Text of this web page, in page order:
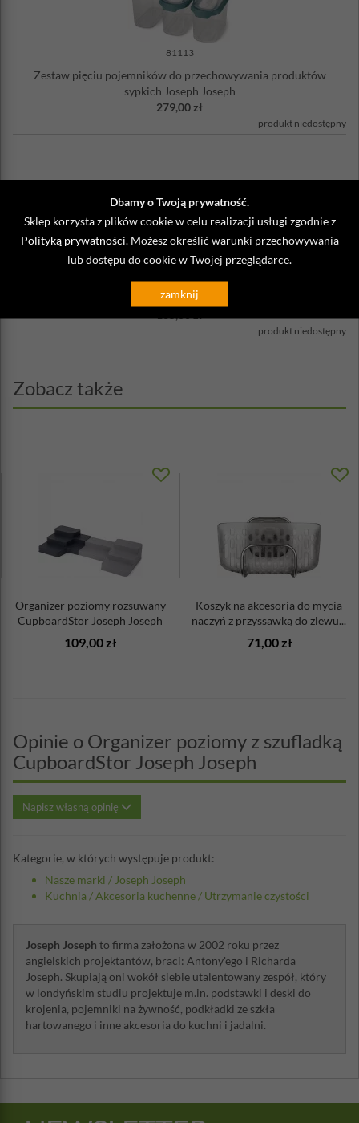
Dbamy o Twoją prywatność.
Sklep korzysta z plików cookie w celu realizacji usługi zgodnie z
Polityką prywatności. Możesz określić warunki przechowywania
lub dostępu do cookie w Twojej przeglądarce.
zamknij
81113
Zestaw pięciu pojemników do przechowywania produktów
sypkich Joseph Joseph
279,00 zł
produkt niedostępny
81111
Zestaw trzech pojemników do przechowywania produktów
sypkich Joseph Joseph
produkt niedostępny
Zobacz także
Organizer poziomy rozsuwany
CupboardStor Joseph Joseph
109,00 zł
Koszyk na akcesoria do mycia
naczyń z przyssawką do zlewu...
71,00 zł
Opinie o Organizer poziomy z szufladką
CupboardStor Joseph Joseph
Napisz własną opinię
Kategorie, w których występuje produkt:
Nasze marki / Joseph Joseph
Kuchnia /Akcesoria kuchenne / Utrzymanie czystości
Joseph Joseph to firma założona w 2002 roku przez
angielskich projektantów, braci: Antony'ego i Richarda
Joseph. Skupiają oni wokół siebie utalentowany zespół, który
w londyńskim studiu projektuje m.in. podstawki i deski do
krojenia, pojemniki na żywność, podkładki ze szkła
hartowanego i inne akcesoria do kuchni i jadalni.